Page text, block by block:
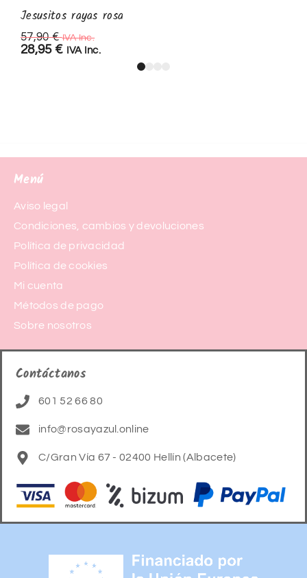
Jesusitos rayas rosa
57,90€ IVA Inc.
28,95 € IVA Inc.
Menú
Aviso legal
Condiciones, cambios y devoluciones
Política de privacidad
Política de cookies
Mi cuenta
Métodos de pago
Sobre nosotros
Contáctanos
601 52 66 80
info@rosayazul.online
C/Gran Vía 67 - 02400 Hellín (Albacete)